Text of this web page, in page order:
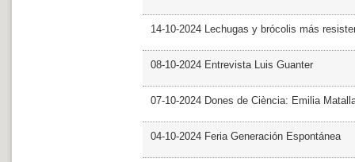
14-10-2024 Lechugas y brócolis más
08-10-2024 Entrevista Luis Guanter
07-10-2024 Dones de Ciència: Emilia
04-10-2024 Feria Generación Espontánea